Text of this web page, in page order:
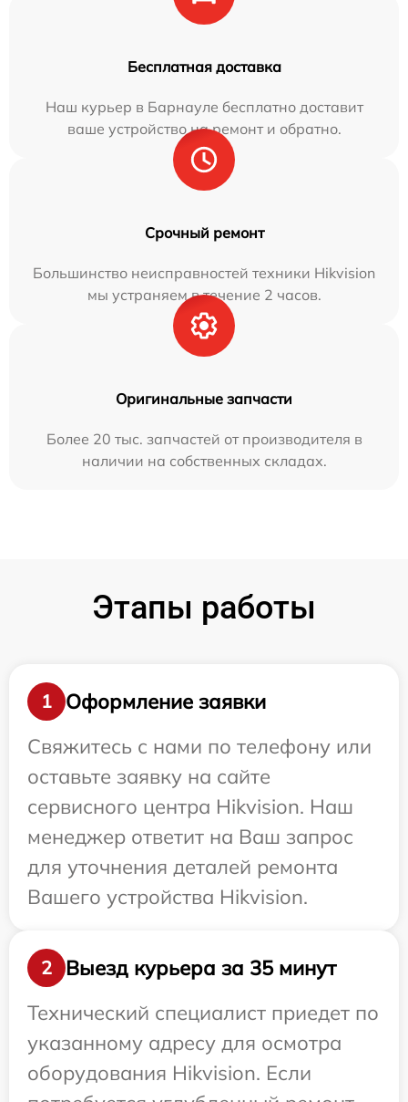
Бесплатная доставка
Наш курьер в Барнауле бесплатно доставит
ваше устройство на ремонт и обратно.
Срочный ремонт
Большинство неисправностей техники Hikvision
мы устраняем в течение 2 часов.
Оригинальные запчасти
Более 20 тыс. запчастей от производителя в
наличии на собственных складах.
Этапы работы
1
Оформление заявки
Свяжитесь с нами по телефону или
оставьте заявку на сайте
сервисного центра Hikvision. Наш
менеджер ответит на Ваш запрос
для уточнения деталей ремонта
Вашего устройства Hikvision.
2
Выезд курьера за 35 минут
Технический специалист приедет по
указанному адресу для осмотра
оборудования Hikvision. Если